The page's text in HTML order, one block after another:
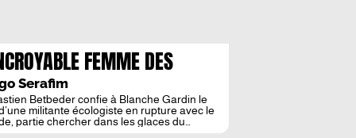
FEMME DES
ELOGE DE LA
Serafim
Betbeder confie à Blanche Gardin le
militante écologiste en rupture avec le
partie chercher dans les glaces du